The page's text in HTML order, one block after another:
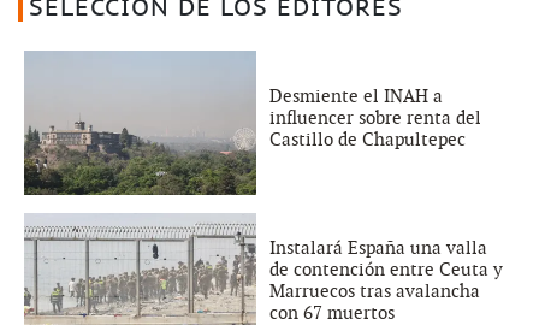
SELECCIÓN DE LOS EDITORES
Desmiente el INAH a
influencer sobre renta del
Castillo de Chapultepec
Instalará España una valla
de contención entre Ceuta y
Marruecos tras avalancha
con 67 muertos